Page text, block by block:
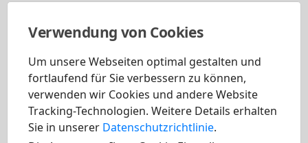
Verwendung von Cookies
Um unsere Webseiten optimal gestalten und
fortlaufend für Sie verbessern zu können,
verwenden wir Cookies und andere Website
Tracking-Technologien. Weitere Details erhalten
Sie in unserer Datenschutzrichtlinie.
Vergleichen Sie nun die besten Preisnachlässe
für Ihr Fahrzeug von den unterschiedlichen
Händlern in Ihrer Nähe und aus ganz
Deutschland. So haben Sie die Möglichkeit ein
für Sie passendes Angebot für Ihren